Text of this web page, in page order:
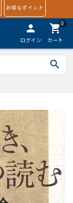
お得なポイント
person
ログイン
0
shopping_cart
カート
search